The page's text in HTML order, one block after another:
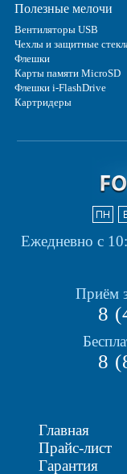
Полезные мелочи
Вентиляторы USB
Чехлы и защитные
Флешки
Карты памяти MicroSD
Флешки i-FlashDrive
Картридеры
Ежедневно с
Приём
8
8
Главная
Прайс-лист
Гарантия